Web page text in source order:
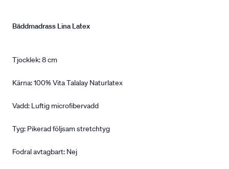
Bäddmadrass Lina Latex
Tjocklek: 8 cm
Kärna: 100% Vita Talalay Naturlatex
Vadd: Luftig microfibervadd
Tyg: Pikerad följsam stretchtyg
Fodral avtagbart: Nej